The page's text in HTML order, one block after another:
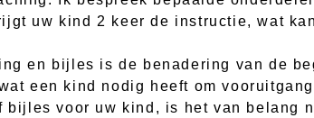
uw kind 2 keer de instructie, wat
en bijles is de benadering van de
een kind nodig heeft om
voor uw kind, is het van belang